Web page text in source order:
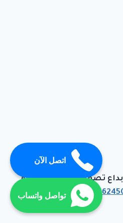
اتصل الآن
تواصل واتساب